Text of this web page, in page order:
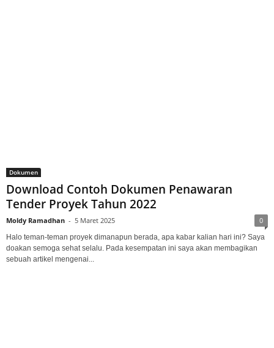
Dokumen
Download Contoh Dokumen Penawaran
Tender Proyek Tahun 2022
Moldy Ramadhan - 5 Maret 2025 0
Halo teman-teman proyek dimanapun berada, apa kabar kalian hari ini? Saya
doakan semoga sehat selalu. Pada kesempatan ini saya akan membagikan
sebuah artikel mengenai...